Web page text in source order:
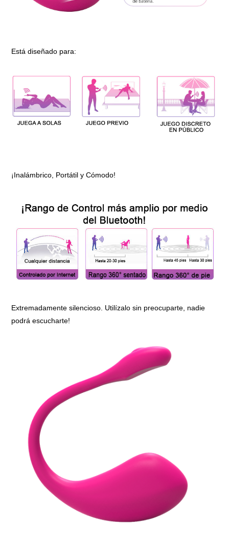
Está diseñado para:
¡Inalámbrico, Portátil y Cómodo!
Extremadamente silencioso. Utilízalo sin preocuparte, nadie
podrá escucharte!